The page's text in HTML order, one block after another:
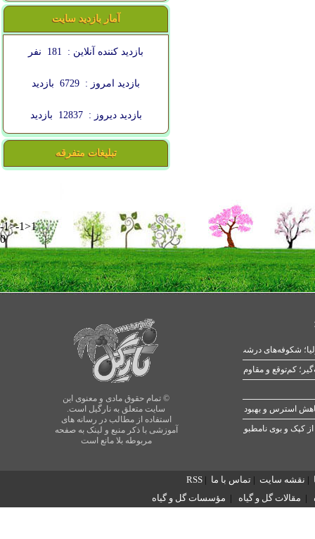
آمار بازدید سایت
بازدید کننده آنلاین : 181 نفر
بازدید امروز : 6729 بازدید
بازدید دیروز : 12837 بازدید
تبلیغات متفرقه
-1>-1>1
0
© تمام حقوق مادی و معنوی این
سایت متعلق به نارگیل است.
استفاده از مطالب در رسانه های
آموزشی با ذکر منبع و لینک به صفحه
مربوطه بلا مانع است
شکوفه‌های درشت در بهار
کپک و بوی نامطبوع
| نقشه سایت | تماس با ما |
RSS
| مقالات گل و گیاه | مؤسسات گل و گیاه